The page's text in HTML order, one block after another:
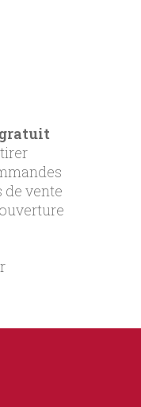
de vente